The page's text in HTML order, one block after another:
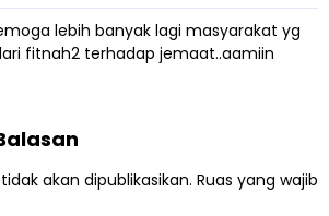
lebih banyak lagi masyarakat yg
fitnah2 terhadap jemaat..aamiin
akan dipublikasikan. Ruas yang wajib